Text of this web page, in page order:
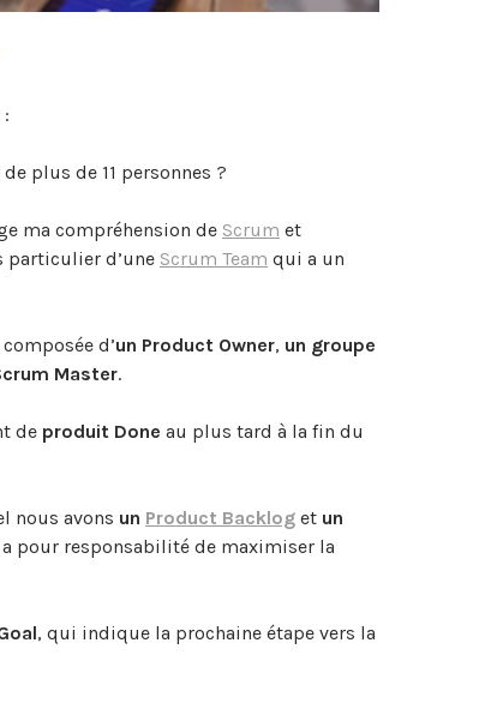
plus de 11 personnes ?
ma compréhension de Scrum et
particulier d’une Scrum Team qui a un
composée d’un Product Owner, un groupe
Master.
de produit Done au plus tard à la fin du
nous avons un Product Backlog et un
pour responsabilité de maximiser la
, qui indique la prochaine étape vers la